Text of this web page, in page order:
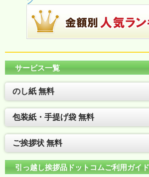
サービス一覧
のし紙 無料
包装紙・手提げ袋 無料
ご挨拶状 無料
引っ越し挨拶品ドットコムご利用ガイド